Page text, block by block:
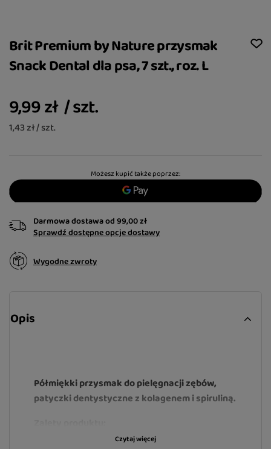
Brit Premium by Nature przysmak
Snack Dental dla psa, 7 szt., roz. L
9,99 zł /szt.
1,43 zł / szt.
Możesz kupić także poprzez:
Darmowa dostawaod99,00 zł
Sprawdź dostępne opcje dostawy
Wygodne zwroty
Opis
Półmiękki przysmak do pielęgnacji zębów,
patyczki dentystyczne z kolagenem i spiruliną.
Czytaj więcej